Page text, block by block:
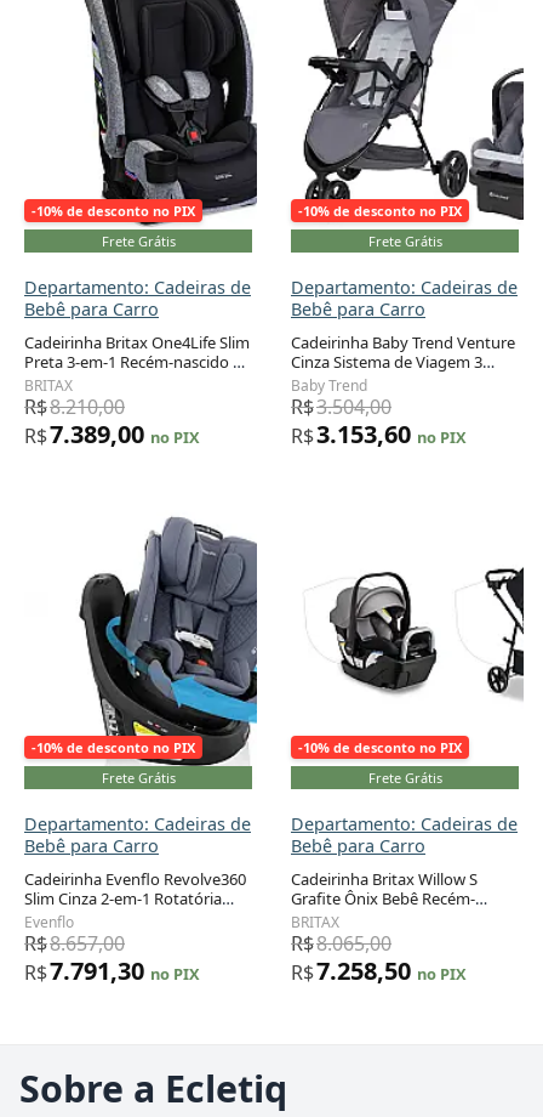
-10% de desconto no PIX
Frete Grátis
Departamento: Cadeiras de
Bebê para Carro
Cadeirinha Britax One4Life Slim
Preta 3-em-1 Recém-nascido a
54 kg com ClickTight
BRITAX
R$8.210,00
R$7.389,00 no PIX
-10% de desconto no PIX
Frete Grátis
Departamento: Cadeiras de
Bebê para Carro
Cadeirinha Baby Trend Venture
Cinza Sistema de Viagem 3
Rodas com EZ-LIFT
Baby Trend
R$3.504,00
R$3.153,60 no PIX
-10% de desconto no PIX
Frete Grátis
Departamento: Cadeiras de
Bebê para Carro
Cadeirinha Evenflo Revolve360
Slim Cinza 2-em-1 Rotatória
Recém-nascido a 29,5 kg
Adicionar ao carrinho
Evenflo
R$8.657,00
R$7.791,30 no PIX
-10% de desconto no PIX
Frete Grátis
Departamento: Cadeiras de
Bebê para Carro
Cadeirinha Britax Willow S
Grafite Ônix Bebê Recém-
nascido com Base Alpine e
Sistema ClickTight 1,8 a 13,6 kg
Adicionar ao carrinho
BRITAX
R$8.065,00
R$7.258,50 no PIX
Sobre a Ecletiq